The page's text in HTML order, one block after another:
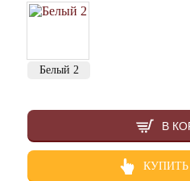
Белый 2
В
КУПИТЬ